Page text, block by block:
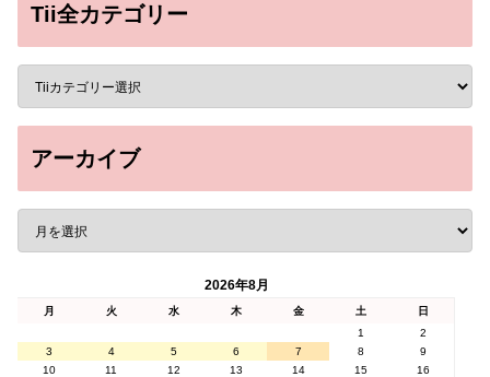
Tii全カテゴリー
アーカイブ
2026年8月
月 火 水 木 金 土
日
1
2
3
4 5 6 7 8
9
10
11 12 13 14 15
16